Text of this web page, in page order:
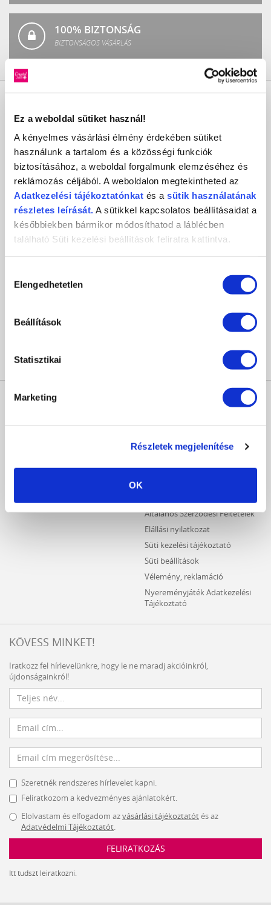
Ez a weboldal sütiket használ!
A kényelmes vásárlási élmény érdekében sütiket
használunk a tartalom és a közösségi funkciók
biztosításához, a weboldal forgalmunk elemzéséhez és
reklámozás céljából. A weboldalon megtekintheted az
Adatkezelési tájékoztatónkat és a sütik használatának
részletes leírását. A sütikkel kapcsolatos beállításaidat a
későbbiekben bármikor módosíthatod a láblécben
található Süti kezelési beállítások feliratra kattintva.
kiválasztása
Elengedhetetlen
Beállítások
Statisztikai
Marketing
Részletek megjelenítése
OK
100% BIZTONSÁG
BIZTONSÁGOS VÁSÁRLÁS
Crystal
Nails
CosmoPro
Kft.
Crystal Nails
CosmoPro Kft.
1085
Hungary
+36 1 / 334 1924
ugyfelszolgalat@crystalnails.hu
MŰKÖRÖM
WEBÁRUHÁZ
Vásárlói információk
Fizetési információk
Általános Szerződési Feltételek
Elállási nyilatkozat
Süti kezelési tájékoztató
Süti beállítások
Vélemény, reklamáció
Nyereményjáték Adatkezelési
Tájékoztató
KÖVESS MINKET!
Iratkozz fel hírlevelünkre, hogy le ne maradj akcióinkról,
újdonságainkról!
Szeretnék rendszeres hírlevelet kapni.
Feliratkozom a kedvezményes ajánlatokért.
Elolvastam és elfogadom azvásárlási tájékoztatótés az
Adatvédelmi Tájékoztatót.
FELIRATKOZÁS
Itt tudszt leiratkozni.